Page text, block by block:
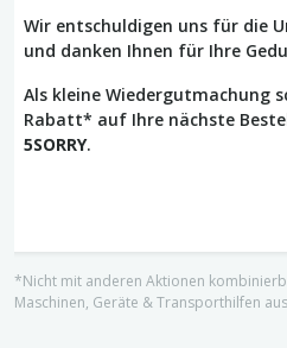
Wir entschuldigen uns für die
und danken Ihnen für Ihre
Als kleine Wiedergutmachung
Rabatt* auf Ihre nächste
5SORRY.
*Nicht mit anderen Aktionen
Maschinen, Geräte & Transporthilfen